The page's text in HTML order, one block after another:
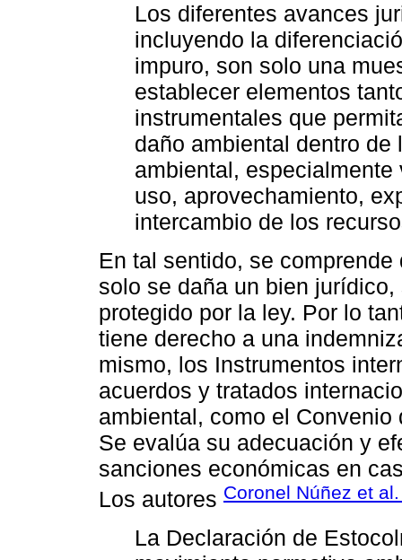
Los diferentes avances
incluyendo la
impuro, son solo una
establecer elementos
instrumentales que
daño ambiental dentro
ambiental,
uso, aprovechamiento,
intercambio de los
En tal sentido, se
solo se daña un bien
protegido por la ley. Por lo
tiene derecho a una
mismo, los Instrumentos
acuerdos y tratados
ambiental, como el
Se evalúa su adecuación y
sanciones económicas en
Los autores Coronel Núñez et
La Declaración de